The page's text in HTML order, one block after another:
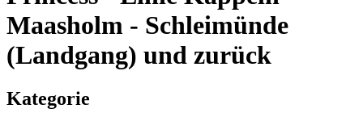
Maasholm - Schleimünde
(Landgang) und zurück
Kategorie